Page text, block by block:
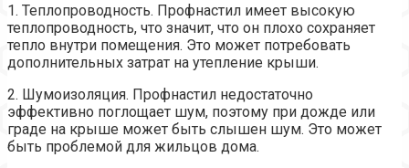
1. Теплопроводность. Профнастил имеет высокую
теплопроводность, что значит, что он плохо сохраняет
тепло внутри помещения. Это может потребовать
дополнительных затрат на утепление крыши.
2. Шумоизоляция. Профнастил недостаточно
эффективно поглощает шум, поэтому при дожде или
граде на крыше может быть слышен шум. Это может
быть проблемой для жильцов дома.